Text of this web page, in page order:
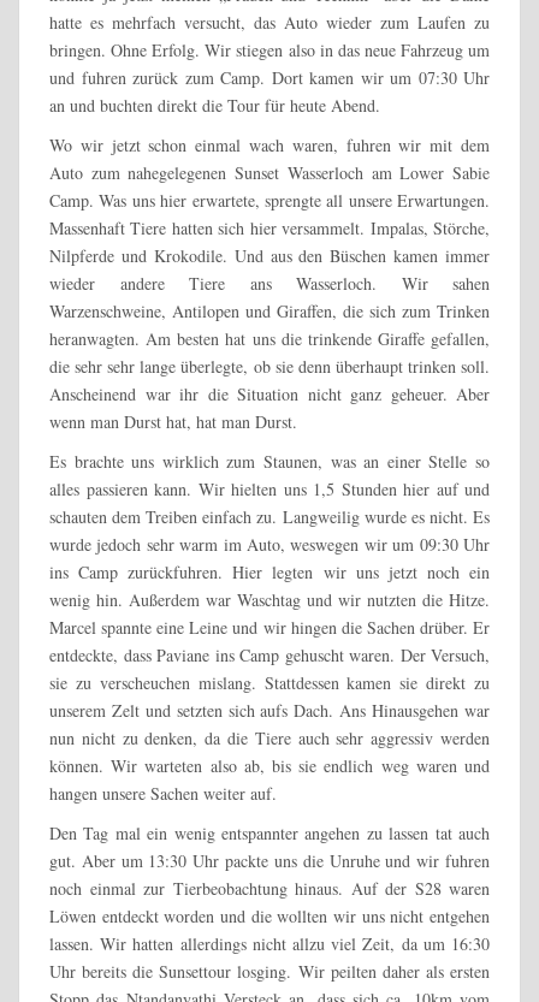
hatte es mehrfach versucht, das Auto wieder zum Laufen zu
bringen. Ohne Erfolg. Wir stiegen also in das neue Fahrzeug um
und fuhren zurück zum Camp. Dort kamen wir um 07:30 Uhr
an und buchten direkt die Tour für heute Abend.
Wo wir jetzt schon einmal wach waren, fuhren wir mit dem
Auto zum nahegelegenen Sunset Wasserloch am Lower Sabie
Camp. Was uns hier erwartete, sprengte all unsere Erwartungen.
Massenhaft Tiere hatten sich hier versammelt. Impalas, Störche,
Nilpferde und Krokodile. Und aus den Büschen kamen immer
wieder andere Tiere ans Wasserloch. Wir sahen
Warzenschweine, Antilopen und Giraffen, die sich zum Trinken
heranwagten. Am besten hat uns die trinkende Giraffe gefallen,
die sehr sehr lange überlegte, ob sie denn überhaupt trinken soll.
Anscheinend war ihr die Situation nicht ganz geheuer. Aber
wenn man Durst hat, hat man Durst.
Es brachte uns wirklich zum Staunen, was an einer Stelle so
alles passieren kann. Wir hielten uns 1,5 Stunden hier auf und
schauten dem Treiben einfach zu. Langweilig wurde es nicht. Es
wurde jedoch sehr warm im Auto, weswegen wir um 09:30 Uhr
ins Camp zurückfuhren. Hier legten wir uns jetzt noch ein
wenig hin. Außerdem war Waschtag und wir nutzten die Hitze.
Marcel spannte eine Leine und wir hingen die Sachen drüber. Er
entdeckte, dass Paviane ins Camp gehuscht waren. Der Versuch,
sie zu verscheuchen mislang. Stattdessen kamen sie direkt zu
unserem Zelt und setzten sich aufs Dach. Ans Hinausgehen war
nun nicht zu denken, da die Tiere auch sehr aggressiv werden
können. Wir warteten also ab, bis sie endlich weg waren und
hangen unsere Sachen weiter auf.
Den Tag mal ein wenig entspannter angehen zu lassen tat auch
gut. Aber um 13:30 Uhr packte uns die Unruhe und wir fuhren
noch einmal zur Tierbeobachtung hinaus. Auf der S28 waren
Löwen entdeckt worden und die wollten wir uns nicht entgehen
lassen. Wir hatten allerdings nicht allzu viel Zeit, da um 16:30
Uhr bereits die Sunsettour losging. Wir peilten daher als ersten